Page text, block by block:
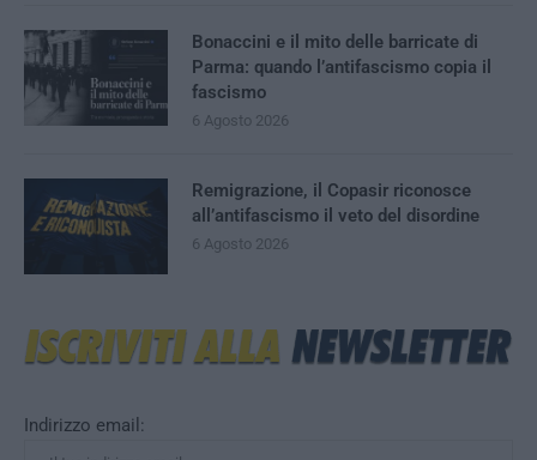
Indirizzo email:
Bonaccini e il mito delle barricate di
Parma: quando l’antifascismo copia il
fascismo
6 Agosto 2026
Remigrazione, il Copasir riconosce
all’antifascismo il veto del disordine
6 Agosto 2026